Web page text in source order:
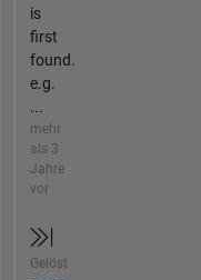
is
first
found.
e.g.
...
mehr
als 3
Jahre
vor
Gelöst